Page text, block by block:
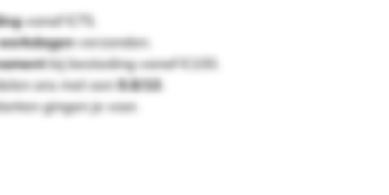
vanaf €75.
verzonden.
bij besteding vanaf €100.
ons met een9.8/10
gingen je voor.